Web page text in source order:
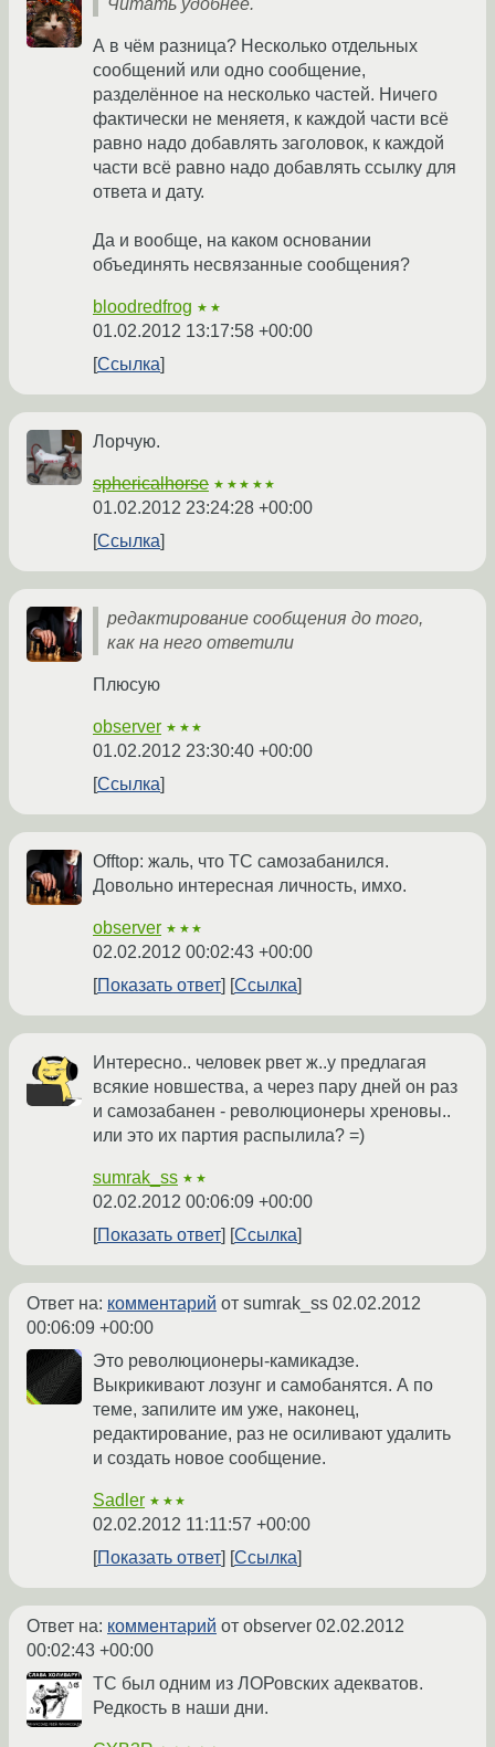
Читать удобнее.
А в чём разница? Несколько отдельных
сообщений или одно сообщение,
разделённое на несколько частей. Ничего
фактически не меняетя, к каждой части всё
равно надо добавлять заголовок, к каждой
части всё равно надо добавлять ссылку для
ответа и дату.
Да и вообще, на каком основании
объединять несвязанные сообщения?
bloodredfrog ★★
01.02.2012 13:17:58 +00:00
Ссылка
Лорчую.
sphericalhorse ★★★★★
01.02.2012 23:24:28 +00:00
Ссылка
редактирование сообщения до того,
как на него ответили
Плюсую
observer ★★★
01.02.2012 23:30:40 +00:00
Ссылка
Offtop: жаль, что ТС самозабанился.
Довольно интересная личность, имхо.
observer ★★★
02.02.2012 00:02:43 +00:00
Показать ответ
Ссылка
Интересно.. человек рвет ж..у предлагая
всякие новшества, а через пару дней он раз
и самозабанен - революционеры хреновы..
или это их партия распылила? =)
sumrak_ss ★★
02.02.2012 00:06:09 +00:00
Показать ответ
Ссылка
Ответ на: комментарий от sumrak_ss 02.02.2012
00:06:09 +00:00
Это революционеры-камикадзе.
Выкрикивают лозунг и самобанятся. А по
теме, запилите им уже, наконец,
редактирование, раз не осиливают удалить
и создать новое сообщение.
Sadler ★★★
02.02.2012 11:11:57 +00:00
Показать ответ
Ссылка
Ответ на: комментарий от observer 02.02.2012
00:02:43 +00:00
ТС был одним из ЛОРовских адекватов.
Редкость в наши дни.